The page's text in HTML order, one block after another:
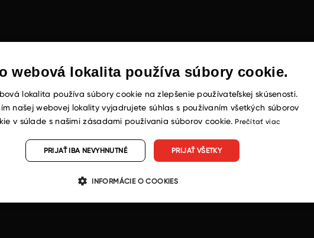
webová lokalita používa súbory cookie.
lokalita používa súbory cookie na zlepšenie používateľskej skúsenosti.
našej webovej lokality vyjadrujete súhlas s používaním všetkých súborov
v súlade s našimi zásadami používania súborov cookie. Prečítať viac
PRIJAŤ VŠETKY
PRIJAŤ IBA NEVYHNUTNÉ
INFORMÁCIE O COOKIES